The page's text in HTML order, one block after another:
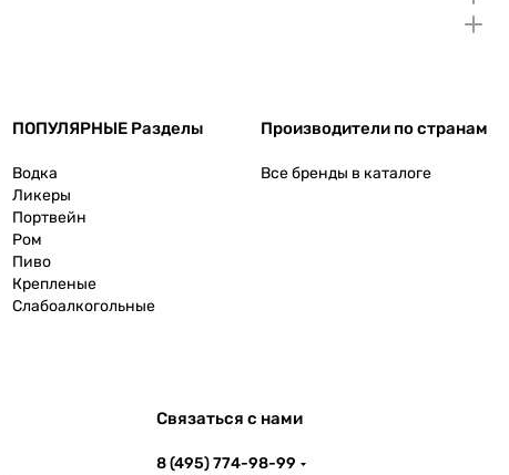
ПОПУЛЯРНЫЕ Разделы
Водка
Ликеры
Портвейн
Ром
Пиво
Крепленые
Слабоалкогольные
Производители по странам
Все бренды в каталоге
Связаться с нами
8 (495) 774-98-99